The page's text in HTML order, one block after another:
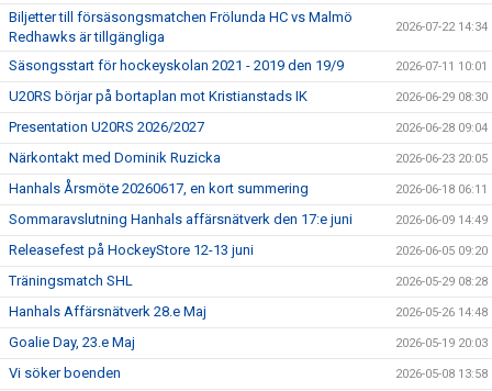
BILJETTER
Biljetter till försäsongsmatchen Frölunda HC vs Malmö
Redhawks är tillgängliga
2026-07-22 14:34
Säsongsstart för hockeyskolan 2021 - 2019 den 19/9 2026-07-11 10:01
U20RS börjar på bortaplan mot Kristianstads IK 2026-06-29 08:30
Presentation U20RS 2026/2027 2026-06-28 09:04
Närkontakt med Dominik Ruzicka 2026-06-23 20:05
Hanhals Årsmöte 20260617, en kort summering 2026-06-18 06:11
Sommaravslutning Hanhals affärsnätverk den 17:e juni 2026-06-09 14:49
Releasefest på HockeyStore 12-13 juni 2026-06-05 09:20
Träningsmatch SHL 2026-05-29 08:28
Hanhals Affärsnätverk 28.e Maj 2026-05-26 14:48
Goalie Day, 23.e Maj 2026-05-19 20:03
Vi söker boenden 2026-05-08 13:58